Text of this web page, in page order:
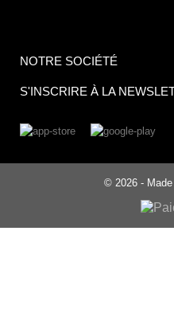
NOTRE SOCIÉTÉ
S'INSCRIRE À LA
© 2026 -